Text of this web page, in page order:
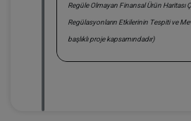
Regüle Olmayan Finansal Ürün Haritası
Regülasyonların Etkilerinin Tespiti ve
başlıklı proje kapsamındadır)